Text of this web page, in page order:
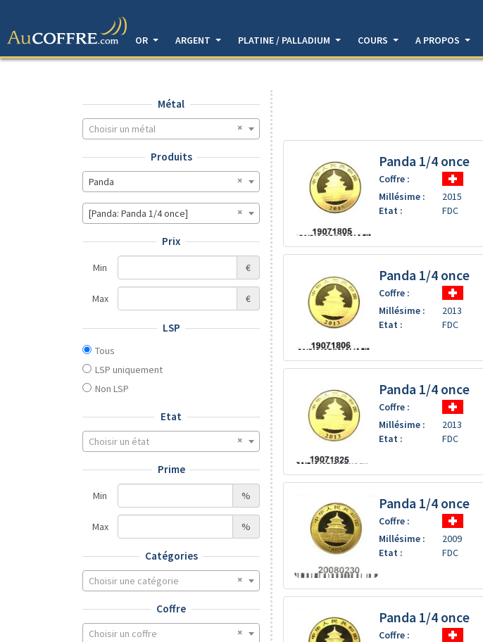
OR
ARGENT PLATINE / PALLADIUM COURS A PROPOS
Métal
Choisir un métal
Produits
Panda
[Panda: Panda 1/4 once]
Prix
Min €
Max €
LSP
Tous
LSP uniquement
Non LSP
Etat
Choisir un état
Prime
Min %
Max %
Catégories
Choisir une catégorie
Coffre
Choisir un coffre
Panda 1/4 once
Coffre :
Millésime :
2015
Etat :
FDC
Panda 1/4 once
Coffre :
Millésime :
2013
Etat :
FDC
Panda 1/4 once
Coffre :
Millésime :
2013
Etat :
FDC
Panda 1/4 once
Coffre :
Millésime :
2009
Etat :
FDC
Panda 1/4 once
Coffre :